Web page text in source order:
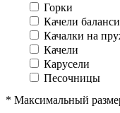
Горки
Качели
Качалки на
Качели
Карусели
Песочницы
Домики-
* Максимальный